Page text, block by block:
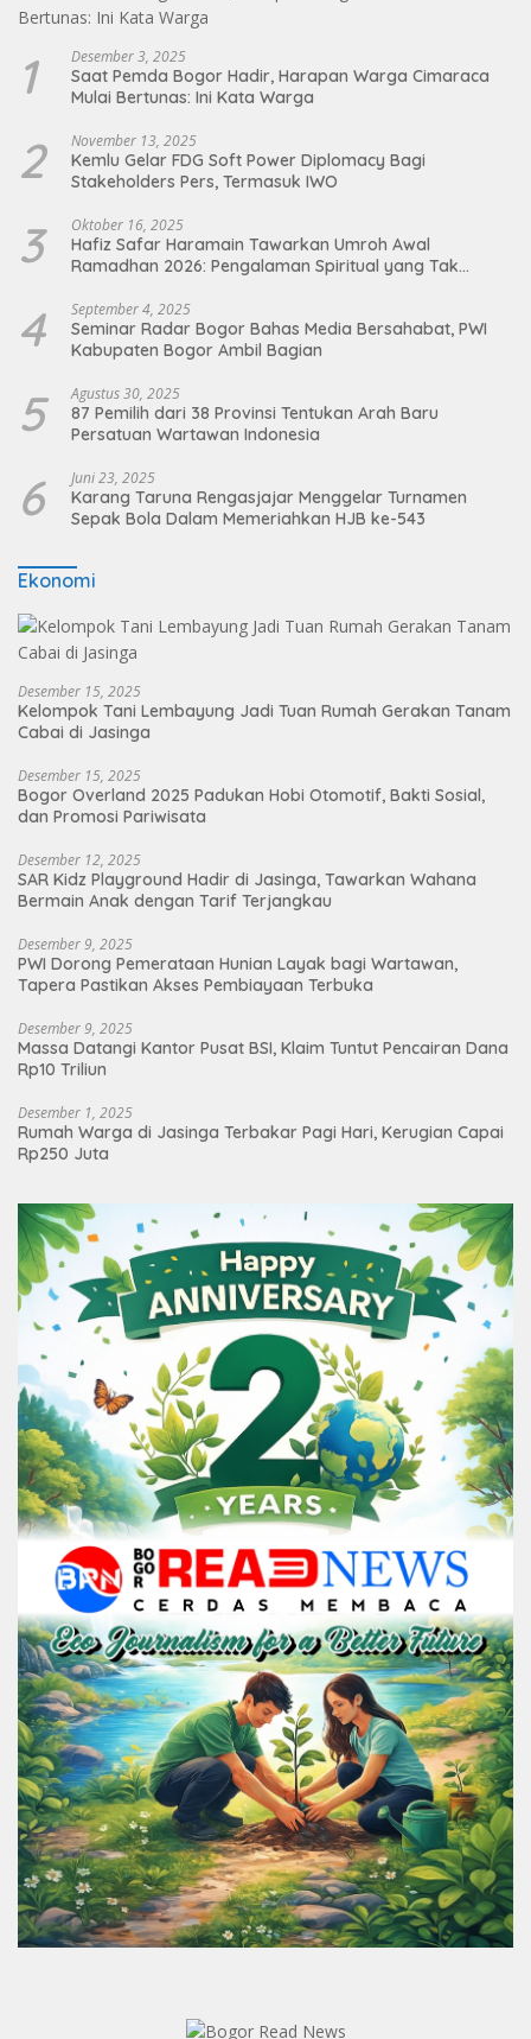
1 Desember 3, 2025
Saat Pemda Bogor Hadir, Harapan Warga Cimaraca
Mulai Bertunas: Ini Kata Warga
2 November 13, 2025
Kemlu Gelar FDG Soft Power Diplomacy Bagi
Stakeholders Pers, Termasuk IWO
3 Oktober 16, 2025
Hafiz Safar Haramain Tawarkan Umroh Awal
Ramadhan 2026: Pengalaman Spiritual yang Tak
4 September 4, 2025
Seminar Radar Bogor Bahas Media Bersahabat, PWI
Kabupaten Bogor Ambil Bagian
5 Agustus 30, 2025
87 Pemilih dari 38 Provinsi Tentukan Arah Baru
Persatuan Wartawan Indonesia
6 Juni 23, 2025
Karang Taruna Rengasjajar Menggelar Turnamen
Sepak Bola Dalam Memeriahkan HJB ke-543
Ekonomi
Desember 15, 2025
Kelompok Tani Lembayung Jadi Tuan Rumah Gerakan Tanam
Cabai di Jasinga
Desember 15, 2025
Bogor Overland 2025 Padukan Hobi Otomotif, Bakti Sosial,
dan Promosi Pariwisata
Desember 12, 2025
SAR Kidz Playground Hadir di Jasinga, Tawarkan Wahana
Bermain Anak dengan Tarif Terjangkau
Desember 9, 2025
PWI Dorong Pemerataan Hunian Layak bagi Wartawan,
Tapera Pastikan Akses Pembiayaan Terbuka
Desember 9, 2025
Massa Datangi Kantor Pusat BSI, Klaim Tuntut Pencairan Dana
Rp10 Triliun
Desember 1, 2025
Rumah Warga di Jasinga Terbakar Pagi Hari, Kerugian Capai
Rp250 Juta